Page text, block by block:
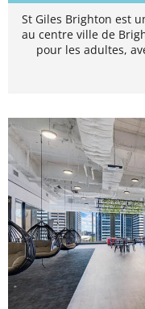
St Giles Brighton est
au centre ville de
pour les adultes,